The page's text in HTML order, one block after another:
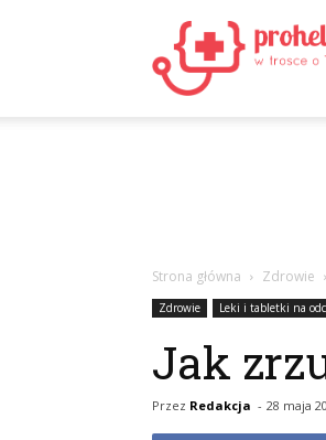
Strona główna Zdrowie
Zdrowie Leki i tabletki na
Jak
Przez Redakcja - 28 maja